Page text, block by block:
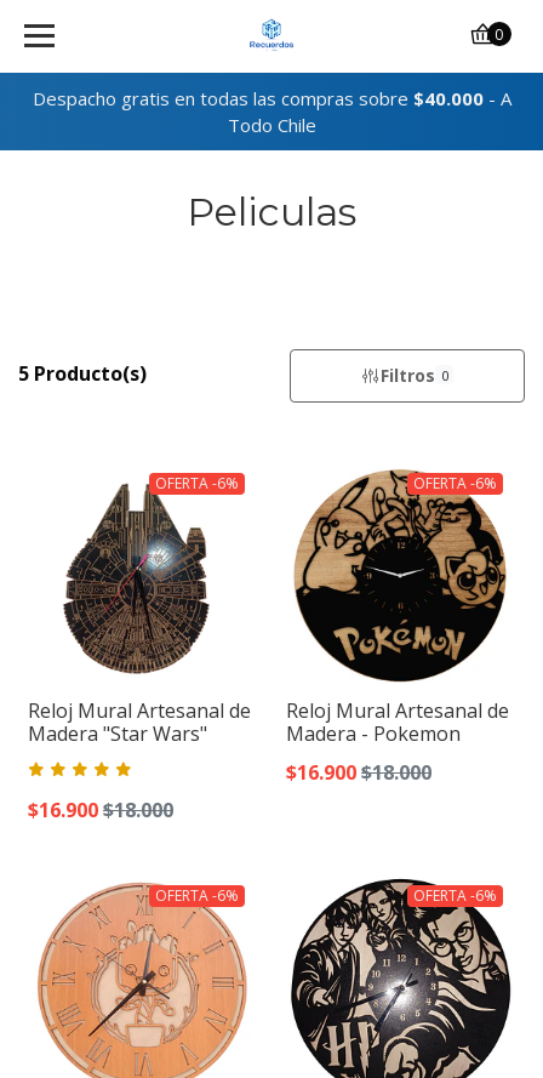
Despacho gratis en todas las compras sobre $40.000- A
Todo Chile
0
Peliculas
5 Producto(s) Filtros 0
OFERTA -6%
Reloj Mural Artesanal de
Madera "Star Wars"
$16.900$18.000
OFERTA -6%
Reloj Mural Artesanal de
Madera - Pokemon
$16.900$18.000
OFERTA -6% OFERTA -6%